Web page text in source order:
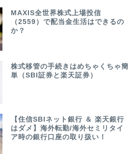
MAXIS全世界株式上場投信
（2559）で配当金生活はできるの
か？
株式移管の手続きはめちゃくちゃ簡
単（SBI証券と楽天証券）
【住信SBIネット銀行 ＆ 楽天銀行
はダメ】海外転勤/海外セミリタイ
ア時の銀行口座の取り扱い！